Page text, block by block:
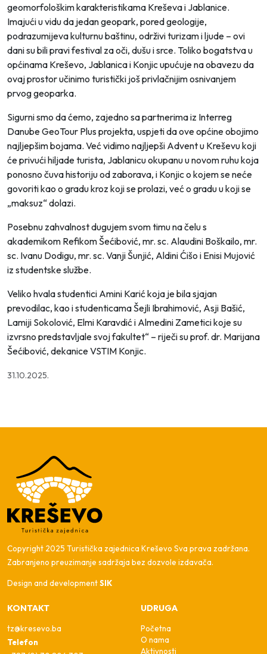
geomorfološkim karakteristikama Kreševa i Jablanice.
Imajući u vidu da jedan geopark, pored geologije,
podrazumijeva kulturnu baštinu, održivi turizam i ljude – ovi
dani su bili pravi festival za oči, dušu i srce. Toliko bogatstva u
općinama Kreševo, Jablanica i Konjic upućuje na obavezu da
ovaj prostor učinimo turistički još privlačnijim osnivanjem
prvog geoparka.
Sigurni smo da ćemo, zajedno sa partnerima iz Interreg
Danube GeoTour Plus projekta, uspjeti da ove općine obojimo
najljepšim bojama. Već vidimo najljepši Advent u Kreševu koji
će privući hiljade turista, Jablanicu okupanu u novom ruhu koja
ponosno čuva historiju od zaborava, i Konjic o kojem se neće
govoriti kao o gradu kroz koji se prolazi, već o gradu u koji se
„maksuz“ dolazi.
Posebnu zahvalnost dugujem svom timu na čelu s
akademikom Refikom Šećibović, mr. sc. Alaudini Boškailo, mr.
sc. Ivanu Dodigu, mr. sc. Vanji Šunjić, Aldini Ćišo i Enisi Mujović
iz studentske službe.
Veliko hvala studentici Amini Karić koja je bila sjajan
prevodilac, kao i studenticama Šejli Ibrahimović, Asji Bašić,
Lamiji Sokolović, Elmi Karavdić i Almedini Zametici koje su
izvrsno predstavljale svoj fakultet“ – riječi su prof. dr. Marijana
Šećibović, dekanice VSTIM Konjic.
31.10.2025.
Copyright 2025 Turistička zajednica Kreševo Sva prava zadržana.
Zabranjeno preuzimanje sadržaja bez dozvole izdavača.
Design and developmentSIK
KONTAKT
tz@kresevo.ba
Telefon
UDRUGA
Početna
O nama
Aktivnosti